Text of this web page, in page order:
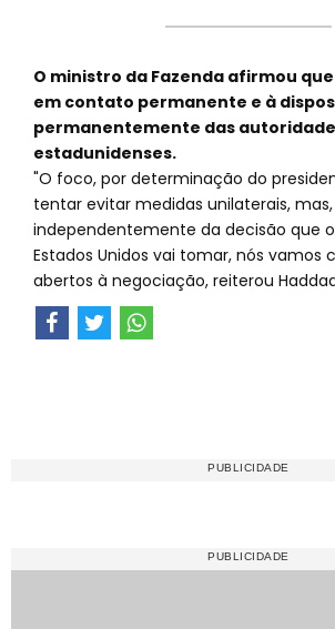
O ministro da Fazenda afirmou
em contato permanente e à
permanentemente das
estadunidenses.
"O foco, por determinação do
tentar evitar medidas unilaterais, mas,
independentemente da decisão que
Estados Unidos vai tomar, nós vamos
abertos à negociação, reiterou